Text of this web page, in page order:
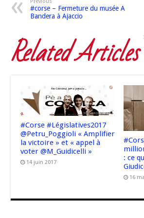
Previous
#corse – Fermeture du musée A
Bandera à Ajaccio
Related Articles
#Corse #Législatives2017
@Petru_Poggioli « Amplifier
la victoire » et « appel à
voter @M_Guidicelli »
14 juin 2017
: ce
16